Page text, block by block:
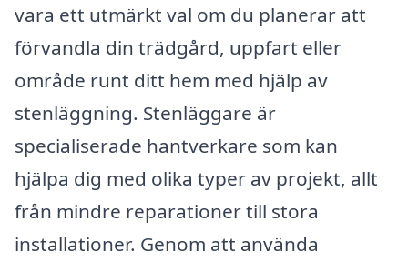
vara ett utmärkt val om du planerar att
förvandla din trädgård, uppfart eller
område runt ditt hem med hjälp av
stenläggning. Stenläggare är
specialiserade hantverkare som kan
hjälpa dig med olika typer av projekt, allt
från mindre reparationer till stora
installationer. Genom att använda